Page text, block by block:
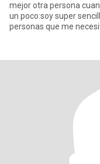
mejor otra persona
un poco:soy super